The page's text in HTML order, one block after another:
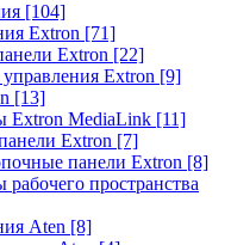
[104]
Extron [71]
Extron [22]
Extron [9]
[13]
Extron MediaLink [11]
Extron [7]
панели Extron [8]
пространства
Aten [8]